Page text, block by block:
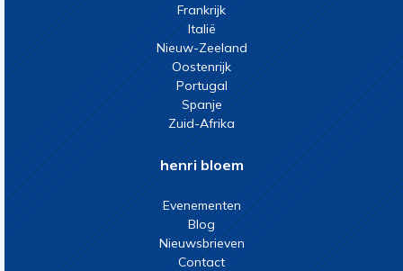
Frankrijk
Italië
Nieuw-Zeeland
Oostenrijk
Portugal
Spanje
Zuid-Afrika
henri bloem
Evenementen
Blog
Nieuwsbrieven
Contact